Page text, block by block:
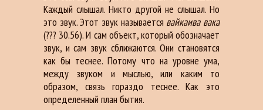
Каждый слышал. Никто другой не слышал. Но
это звук. Этот звук называется вайкаива вака
(??? 30.56). И сам объект, который обозначает
звук, и сам звук сближаются. Они становятся
как бы теснее. Потому что на уровне ума,
между звуком и мыслью, или каким то
образом, связь гораздо теснее. Как это
определенный план бытия.